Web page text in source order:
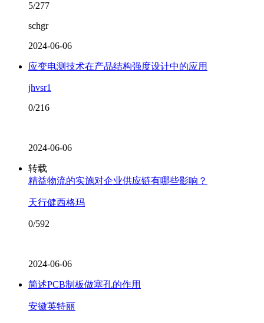
5/277
schgr
2024-06-06
应变电测技术在产品结构强度设计中的应用
jhvsr1
0/216
2024-06-06
转载
精益物流的实施对企业供应链有哪些影响？
天行健西格玛
0/592
2024-06-06
简述PCB制板做塞孔的作用
安徽英特丽